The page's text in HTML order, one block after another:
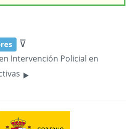
⊽
Intervención Policial en
‣